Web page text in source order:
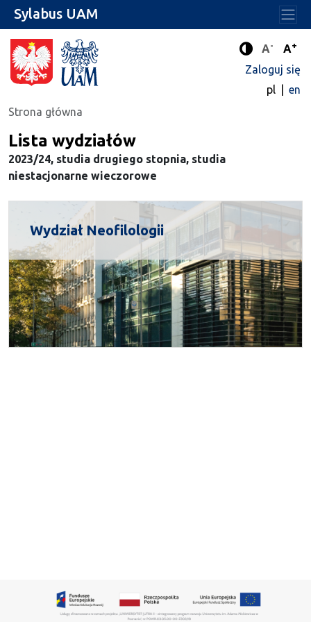
Tryb
A- A+
Zaloguj się
pl
en
Strona główna
Sylabus UAM
Lista wydziałów
2023/24, studia drugiego stopnia, studia
niestacjonarne wieczorowe
Wydział Neofilologii